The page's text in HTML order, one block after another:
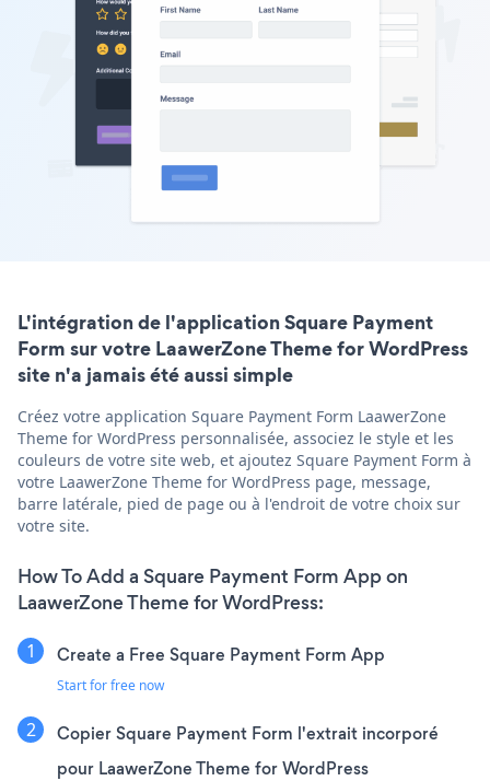
L'intégration de l'application Square Payment
Form sur votre LaawerZone Theme for WordPress
site n'a jamais été aussi simple
Créez votre application Square Payment Form LaawerZone
Theme for WordPress personnalisée, associez le style et les
couleurs de votre site web, et ajoutez Square Payment Form à
votre LaawerZone Theme for WordPress page, message,
barre latérale, pied de page ou à l'endroit de votre choix sur
votre site.
How To Add a Square Payment Form App on
LaawerZone Theme for WordPress:
Create a Free Square Payment Form App
Start for free now
Copier Square Payment Form l'extrait incorporé
pour LaawerZone Theme for WordPress